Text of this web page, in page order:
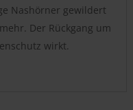
Nashörner gewildert
Der Rückgang um
wirkt.